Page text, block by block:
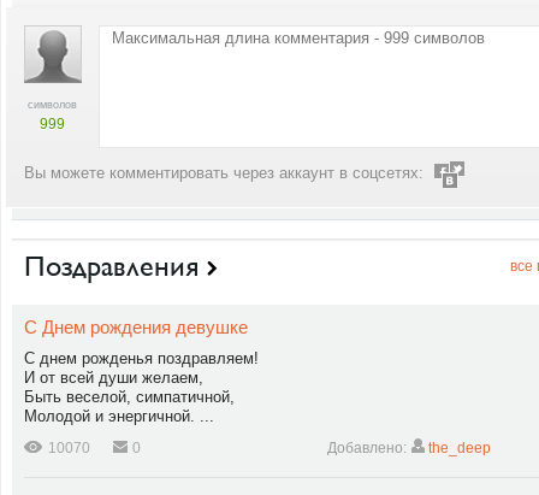
символов
999
Вы можете комментировать через аккаунт в соцсетях:
Поздравления все
С Днем рождения девушке
С днем рожденья поздравляем!
И от всей души желаем,
Быть веселой, симпатичной,
Молодой и энергичной. ...
10070 0 Добавлено: the_deep